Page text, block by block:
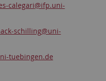
calegari@ifp.uni-
schilling@uni-
tuebingen.de